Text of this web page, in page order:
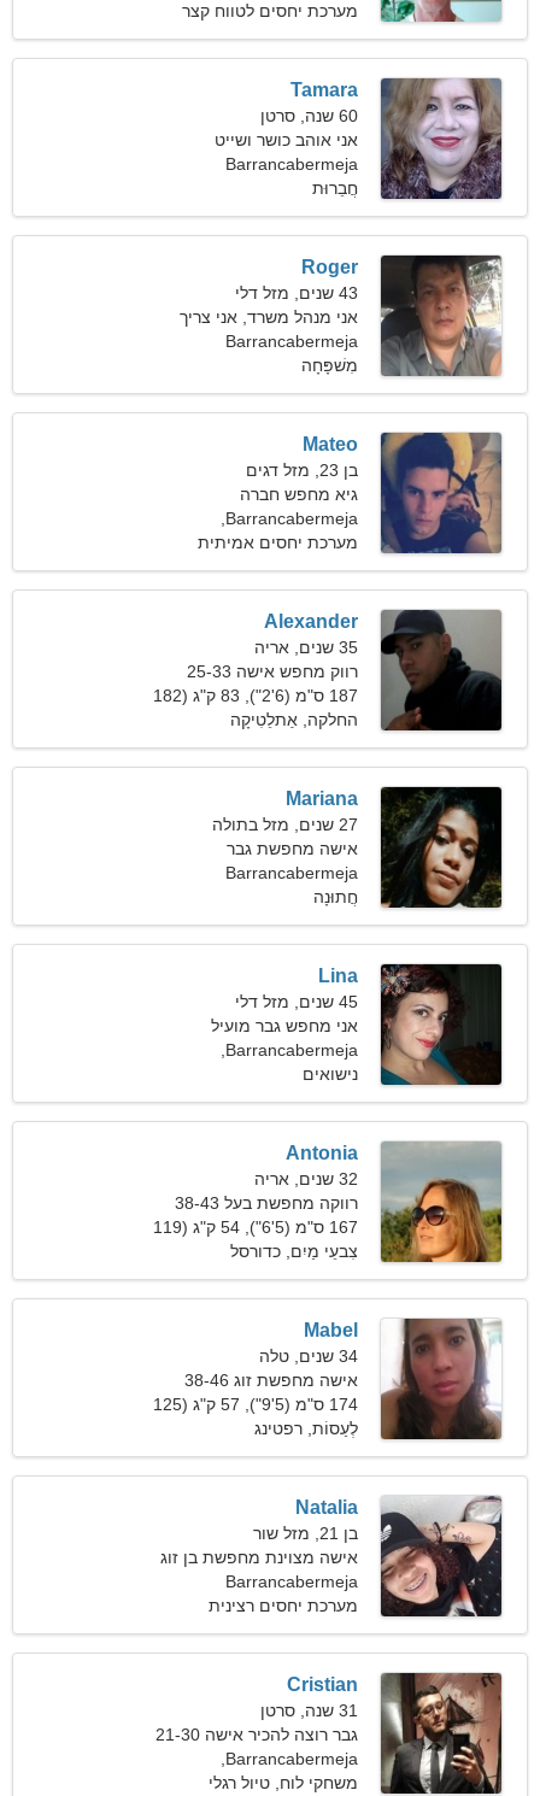
קולומביה
מערכת יחסים לטווח קצר
Tamara
60 שנה, סרטן
אני אוהב כושר ושייט
Barrancabermeja
חֲבֵרוּת
Roger
43 שנים, מזל דלי
אני מנהל משרד, אני צריך
אישה נלהבת
Barrancabermeja
מִשׁפָּחָה
Mateo
בן 23, מזל דגים
גיא מחפש חברה
קולומביה
מערכת יחסים אמיתית
Alexander
35 שנים, אריה
רווק מחפש אישה 25-33
187 ס"מ (6'2"), 83 ק"ג (182
פאונד)
החלקה, אַתלֵטִיקָה
Mariana
27 שנים, מזל בתולה
אישה מחפשת גבר
Barrancabermeja
חֲתוּנָה
Lina
45 שנים, מזל דלי
אני מחפש גבר מועיל
לקמפינג
קולומביה
נישואים
Antonia
32 שנים, אריה
רווקה מחפשת בעל 38-43
167 ס"מ (5'6"), 54 ק"ג (119
פאונד)
צִבעֵי מַיִם, כדורסל
Mabel
34 שנים, טלה
אישה מחפשת זוג 38-46
174 ס"מ (5'9"), 57 ק"ג (125
פאונד)
לְעַסוֹת, רפטינג
Natalia
בן 21, מזל שור
אישה מצוינת מחפשת בן זוג
Barrancabermeja
מערכת יחסים רצינית
Cristian
31 שנה, סרטן
גבר רוצה להכיר אישה 21-30
קולומביה
משחקי לוח, טיול רגלי